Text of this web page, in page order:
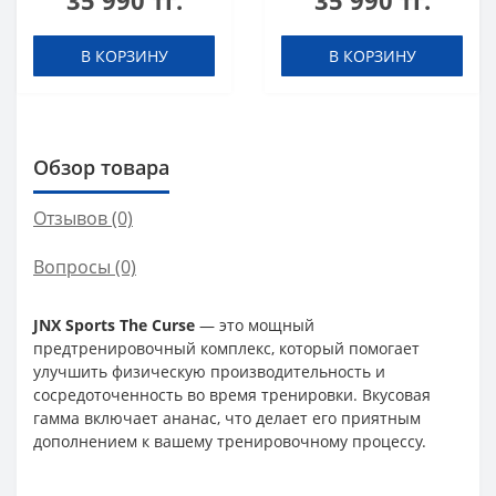
шт)
В КОРЗИНУ
шт)
В КОРЗИНУ
Обзор товара
Отзывов (0)
Вопросы (0)
JNX Sports The Curse — это мощный
предтренировочный комплекс, который помогает
улучшить физическую производительность и
сосредоточенность во время тренировки. Вкусовая
гамма включает ананас, что делает его приятным
дополнением к вашему тренировочному процессу.